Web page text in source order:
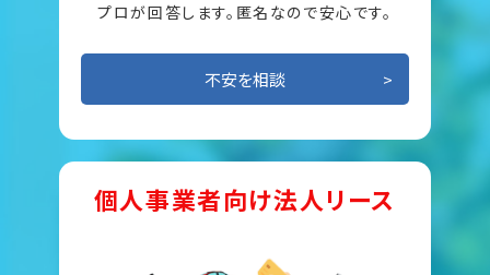
プロが回答します。匿名なので安心です。
不安を相談
個人事業者向け法人リース